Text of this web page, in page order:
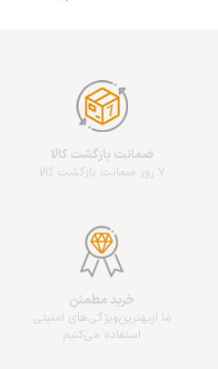
ضمانت بازگشت کالا
7 روز ضمانت بازگشت کالا
خرید مطمئن
ما از‌بهترین‌ویژگی‌های امنیتی
استفاده می‌کنیم